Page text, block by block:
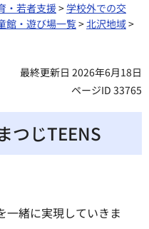
・若者支援>学校外での交
館・遊び場一覧>北沢地域>
最終更新日 2026年6月18日
ページID 33765
つじTEENS
一緒に実現していきま